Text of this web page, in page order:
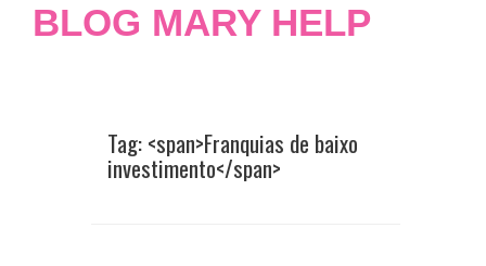
BLOG MARY HELP
Tag: <span>Franquias de baixo
investimento</span>